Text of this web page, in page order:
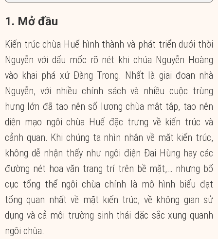
1. Mở đầu
Kiến trúc chùa Huế hình thành và phát triển dưới thời
Nguyễn với dấu mốc rõ nét khi chúa Nguyễn Hoàng
vào khai phá xứ Đàng Trong. Nhất là giai đoạn nhà
Nguyễn, với nhiều chính sách và nhiều cuộc trùng
hưng lớn đã tạo nên số lượng chùa mât tập, tạo nên
diện mạo ngôi chùa Huế đặc trưng về kiến trúc và
cảnh quan. Khi chúng ta nhìn nhận về mặt kiến trúc,
không dễ nhận thấy như ngôi điện Đại Hùng hay các
đường nét hoa văn trang trí trên bề mặt,… nhưng bố
cục tổng thể ngôi chùa chính là mô hình biểu đạt
tổng quan nhất về mặt kiến trúc, về không gian sử
dụng và cả môi trường sinh thái đặc sắc xung quanh
ngôi chùa.